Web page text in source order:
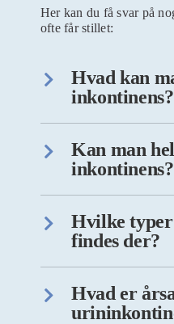
Her kan du få svar på
ofte får stillet:
Hvad kan
inkontinens?
Kan man
inkontinens?
Hvilke
findes der?
Hvad er